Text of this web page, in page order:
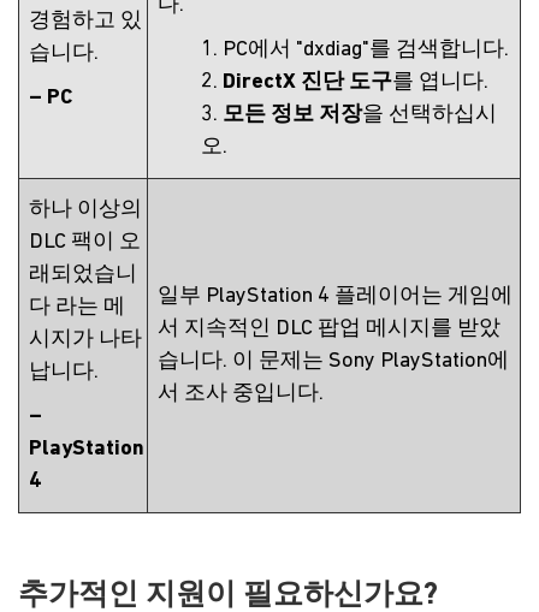
경험하고 있
습니다.
– PC
다.
1. PC에서 "dxdiag"를 검색합니다.
2. DirectX 진단 도구를 엽니다.
3. 모든 정보 저장을 선택하십시
오.
하나 이상의
DLC 팩이 오
래되었습니
다 라는 메
시지가 나타
납니다.
–
PlayStation
4
일부 PlayStation 4 플레이어는 게임에
서 지속적인 DLC 팝업 메시지를 받았
습니다. 이 문제는 Sony PlayStation에
서 조사 중입니다.
추가적인 지원이 필요하신가요?